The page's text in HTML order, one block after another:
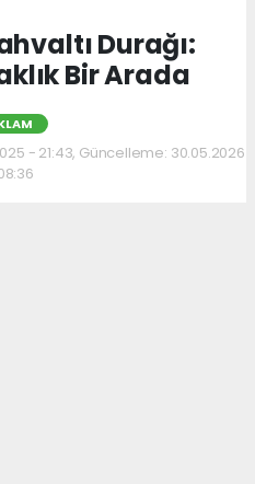
Durağı:
Bir Arada
- 21:43, Güncelleme: 30.05.2026